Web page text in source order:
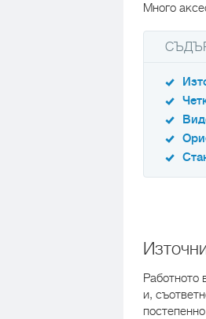
Много
Работното
и,